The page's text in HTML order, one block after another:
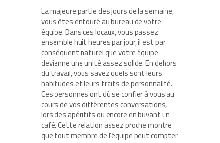
La majeure partie des jours de la semaine,
vous êtes entouré au bureau de votre
équipe. Dans ces locaux, vous passez
ensemble huit heures par jour, il est par
conséquent naturel que votre équipe
devienne une unité assez solide. En dehors
du travail, vous savez quels sont leurs
habitudes et leurs traits de personnalité.
Ces personnes ont dû se confier à vous au
cours de vos différentes conversations,
lors des apéritifs ou encore en buvant un
café. Cette relation assez proche montre
que tout membre de l’équipe peut compter